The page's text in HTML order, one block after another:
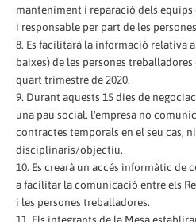
manteniment i reparació dels
i responsable per part de les
8. Es facilitarà la informació relativa
baixes) de les persones
quart trimestre de 2020.
9. Durant aquests 15 dies de
una pau social, l'empresa no
contractes temporals en el seu cas,
disciplinaris/objectiu.
10. Es crearà un accés informàtic de
a facilitar la comunicació entre els
i les persones treballadores.